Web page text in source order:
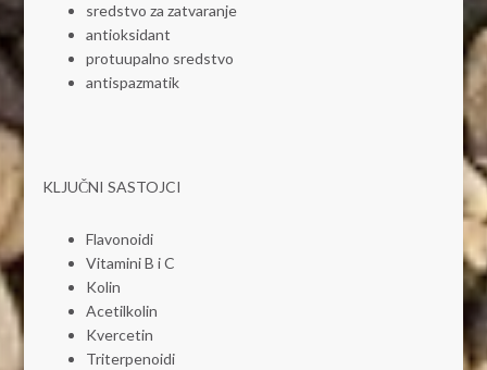
sredstvo za zatvaranje
antioksidant
protuupalno sredstvo
antispazmatik
KLJUČNI SASTOJCI
Flavonoidi
Vitamini B i C
Kolin
Acetilkolin
Kvercetin
Triterpenoidi